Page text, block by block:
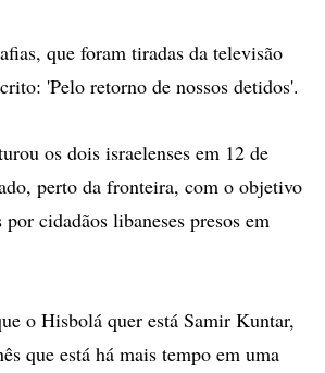
que foram tiradas da televisão
'Pelo retorno de nossos detidos'.
os dois israelenses em 12 de
perto da fronteira, com o objetivo
cidadãos libaneses presos em
o Hisbolá quer está Samir Kuntar,
que está há mais tempo em uma